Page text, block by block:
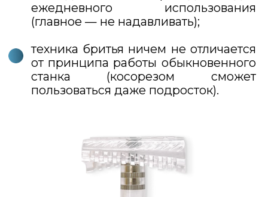
в десятки раз дешевле одной
сменной кассеты, которой, так же
как и лезвий, хватит на месяц
использования.
В одну кассету производители
попытались вместить 5−6 лезвий,
что никак не повлияло
на качество бритья. Дело в том,
что даже одно лезвие прекрасно
справляется с поставленной
Это выгодно.
Это эффективно.